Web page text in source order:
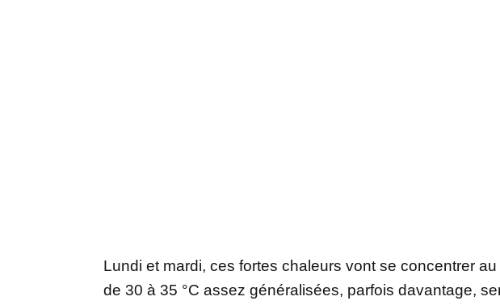
Lundi et mardi, ces fortes chaleurs vont se concentrer
de 30 à 35 °C assez généralisées, parfois davantage,